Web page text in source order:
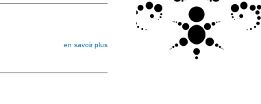
en savoir plus